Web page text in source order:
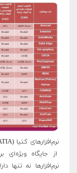
از جایگاه ویژه‌ای
نرم‌افزارها نه تنها